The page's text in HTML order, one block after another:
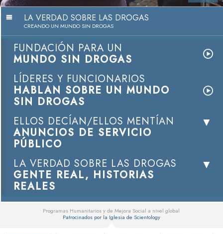
LA VERDAD SOBRE LAS DROGAS
CREANDO UN MUNDO SIN DROGAS
FUNDACIÓN PARA UN
MUNDO SIN DROGAS
LÍDERES Y FUNCIONARIOS
HABLAN SOBRE UN MUNDO
SIN DROGAS
ELLOS DECÍAN/ELLOS MENTÍAN
ANUNCIOS DE SERVICIO
PÚBLICO
LA VERDAD SOBRE LAS DROGAS
GENTE REAL, HISTORIAS
REALES
Programas Humanitarios y de Mejora Social a nivel global
Patrocinados por la Iglesia de Scientology